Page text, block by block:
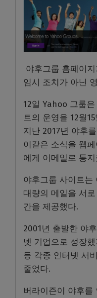
야후그룹 홈페이
임시 조치가 아닌
12일 Yahoo 그룹
트의 운영을 12월
지난 2017년 야후
이같은 소식을 웹
에게 이메일로 통지
야후그룹 사이트는
대량의 메일을 서
간을 제공했다.
2001년 출발한 야
넷 기업으로 성장
등 각종 인터넷 서
줄었다.
버라이즌이 야후를